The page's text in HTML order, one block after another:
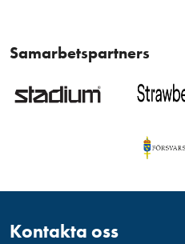
Samarbetspartners
Kontakta oss